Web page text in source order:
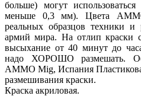
больше) могут
меньше 0,3 мм). Цвета
реальных образцов техники и
армий мира. На отлип краски
высыхание от 40 минут до
надо ХОРОШО размешать.
AMMO Mig, Испания
размешивания краски.
Краска акриловая.